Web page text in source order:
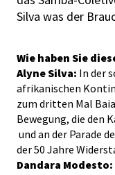
Silva was der
Wie haben Sie
Alyne Silva: In der
afrikanischen
zum dritten Mal
Bewegung, die den
und an der Parade
der 50 Jahre
Dandara Modesto: